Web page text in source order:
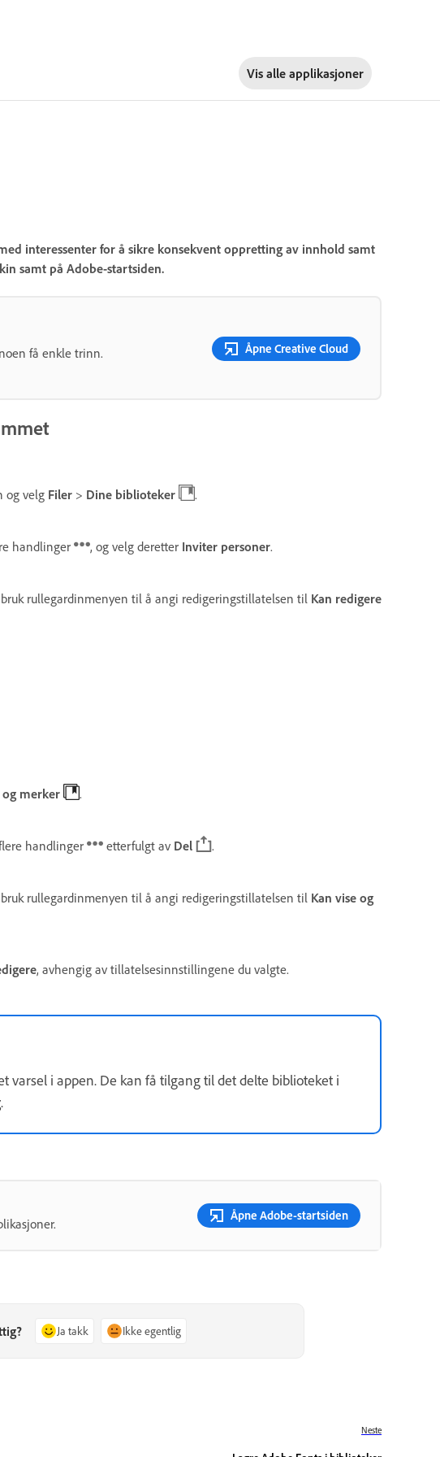
Vis alle applikasjoner
interessenter for å sikre konsekvent oppretting av innhold samt
samt på Adobe-startsiden.
få enkle trinn.
Åpne Creative Cloud
og velg Filer > Dine biblioteker .
handlinger , og velg deretter Inviter personer.
rullegardinmenyen til å angi redigeringstillatelsen til Kan redigere
merker .
handlinger etterfulgt av Del .
rullegardinmenyen til å angi redigeringstillatelsen til Kan vise og
, avhengig av tillatelsesinnstillingene du valgte.
varsel i appen. De kan få tilgang til det delte biblioteket i
.
Åpne Adobe-startsiden
Ja takk Ikke egentlig
Neste